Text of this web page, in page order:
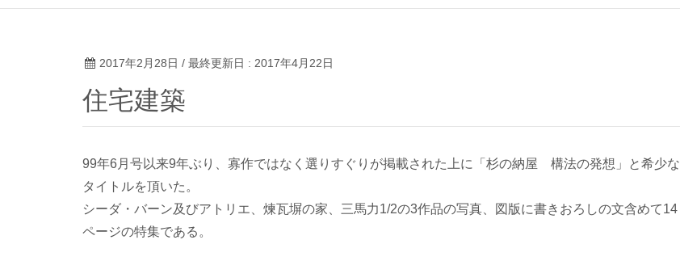
2017年2月28日 / 最終更新日 : 2017年4月22日
住宅建築
99年6月号以来9年ぶり、寡作ではなく選りすぐりが掲載された上に「杉の納屋 構法の発想」と希少な
タイトルを頂いた。
シーダ・バーン及びアトリエ、煉瓦塀の家、三馬力1/2の3作品の写真、図版に書きおろしの文含めて14
ページの特集である。